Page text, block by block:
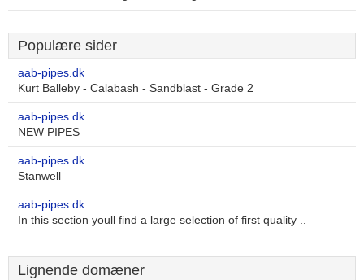
Populære sider
aab-pipes.dk
Kurt Balleby - Calabash - Sandblast - Grade 2
aab-pipes.dk
NEW PIPES
aab-pipes.dk
Stanwell
aab-pipes.dk
In this section youll find a large selection of first quality ..
Lignende domæner